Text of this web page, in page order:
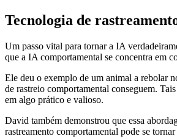
Tecnologia de
Um passo vital para tornar a IA
que a IA comportamental se concentra em
Ele deu o exemplo de um animal a rebolar
de rastreio comportamental conseguem.
em algo prático e valioso.
David também demonstrou que essa
rastreamento comportamental pode se